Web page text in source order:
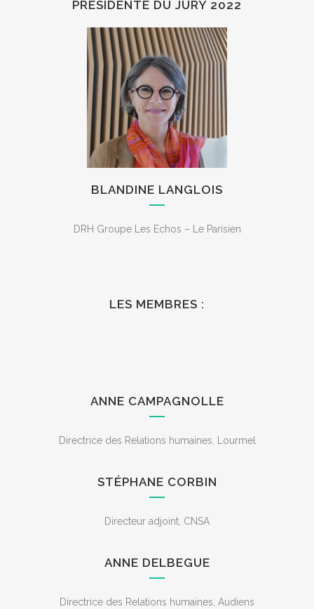
PRÉSIDENTE DU JURY 2022
BLANDINE LANGLOIS
DRH Groupe Les Echos – Le Parisien
LES MEMBRES :
ANNE CAMPAGNOLLE
Directrice des Relations humaines, Lourmel
STÉPHANE CORBIN
Directeur adjoint, CNSA
ANNE DELBEGUE
Directrice des Relations humaines, Audiens